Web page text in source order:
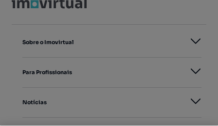
Sobre o Imovirtual
Para Profissionais
Notícias